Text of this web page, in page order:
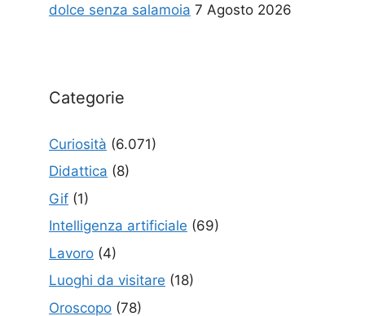
dolce senza salamoia 7 Agosto 2026
Categorie
Curiosità (6.071)
Didattica (8)
Gif (1)
Intelligenza artificiale (69)
Lavoro (4)
Luoghi da visitare (18)
Oroscopo (78)